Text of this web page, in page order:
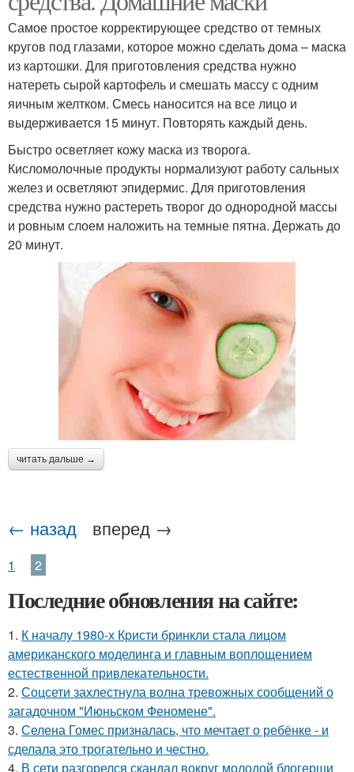
Самое простое корректирующее средство от темных
кругов под глазами, которое можно сделать дома – маска
из картошки. Для приготовления средства нужно
натереть сырой картофель и смешать массу с одним
яичным желтком. Смесь наносится на все лицо и
выдерживается 15 минут. Повторять каждый день.
Быстро осветляет кожу маска из творога.
Кисломолочные продукты нормализуют работу сальных
желез и осветляют эпидермис. Для приготовления
средства нужно растереть творог до однородной массы
и ровным слоем наложить на темные пятна. Держать до
20 минут.
читать дальше →
← назад вперед →
1 2
Последние обновления на сайте:
1. К началу 1980-х Кристи бринкли стала лицом
американского моделинга и главным воплощением
естественной привлекательности.
2. Соцсети захлестнула волна тревожных сообщений о
загадочном "Июньском Феномене".
3. Селена Гомес призналась, что мечтает о ребёнке - и
сделала это трогательно и честно.
4. В сети разгорелся скандал вокруг молодой блогерши